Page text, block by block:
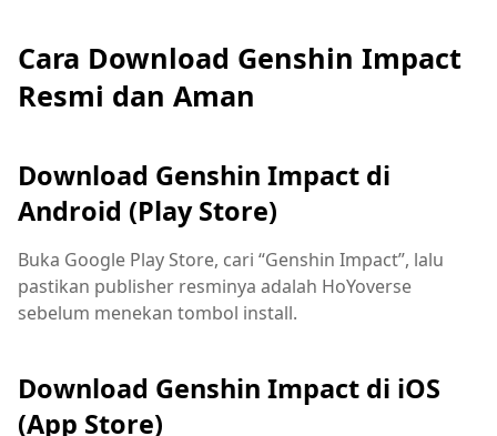
Cara Download Genshin Impact
Resmi dan Aman
Download Genshin Impact di
Android (Play Store)
Buka Google Play Store, cari “Genshin Impact”, lalu
pastikan publisher resminya adalah HoYoverse
sebelum menekan tombol install.
Download Genshin Impact di iOS
(App Store)